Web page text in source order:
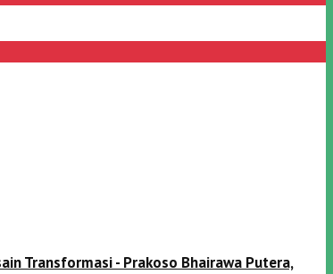
Transformasi - Prakoso Bhairawa Putera,